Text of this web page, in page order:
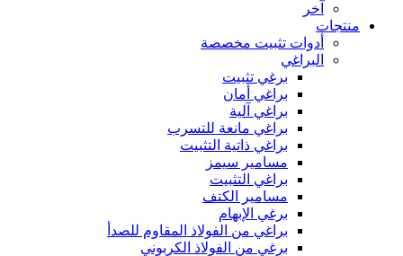
آخر
منتجات
أدوات تثبيت مخصصة
البراغي
برغي تثبيت
براغي أمان
براغي آلية
براغي مانعة للتسرب
براغي ذاتية التثبيت
مسامير سيمز
براغي التثبيت
مسامير الكتف
برغي الإبهام
براغي من الفولاذ المقاوم للصدأ
برغي من الفولاذ الكربوني